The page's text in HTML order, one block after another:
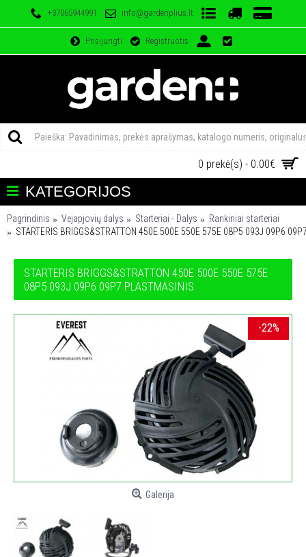
+37065944991 info@gardenplius.lt
Prisijungti Registruotis
0 prekė(s) - 0.00€
KATEGORIJOS
Pagrindinis Vejapjovių dalys Starteriai - Dalys
Rankiniai starteriai
STARTERIS BRIGGS&STRATTON 450E 500E 550E 575E 08P5 093J 09P6
STARTERIS BRIGGS&STRATTON 450E 500E 550E 575E
08P5 093J 09P6 09P7 PLASTMASINIS
-22%
Galerija